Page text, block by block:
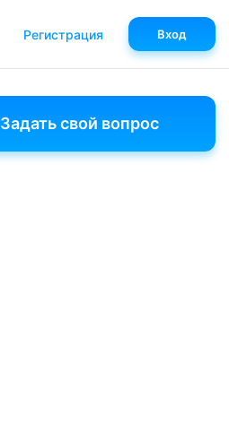
Задать свой вопрос
Регистрация Вход